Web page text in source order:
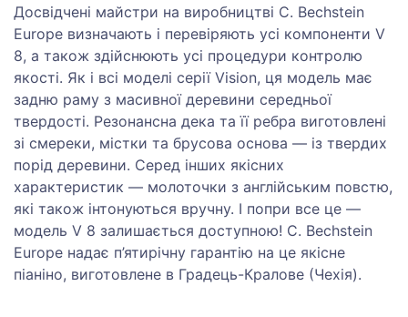
Досвідчені майстри на виробництві C. Bechstein
Europe визначають і перевіряють усі компоненти V
8, а також здійснюють усі процедури контролю
якості. Як і всі моделі серії Vision, ця модель має
задню раму з масивної деревини середньої
твердості. Резонансна дека та її ребра виготовлені
зі смереки, містки та брусова основа — із твердих
порід деревини. Серед інших якісних
характеристик — молоточки з англійським повстю,
які також інтонуються вручну. І попри все це —
модель V 8 залишається доступною! C. Bechstein
Europe надає п’ятирічну гарантію на це якісне
піаніно, виготовлене в Градець-Кралове (Чехія).